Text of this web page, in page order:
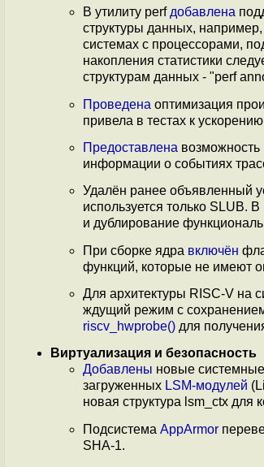
В утилиту perf добавлена
структуры данных,
системах с процессорами,
накопления статистики
структурам данных - "perf
Проведена оптимизация
привела в тестах к
Предоставлена
информации о событиях
Удалён ранее объявленный
используется только SLUB.
и дублирование
При сборке ядра включён
функций, которые не имеют
Для архитектуры RISC-V на
ждущий режим с
riscv_hwprobe() для
Виртуализация и безопасность
Добавлены новые
загруженных LSM-модулей
новая структура lsm_ctx для
Подсистема AppArmor
SHA-1.